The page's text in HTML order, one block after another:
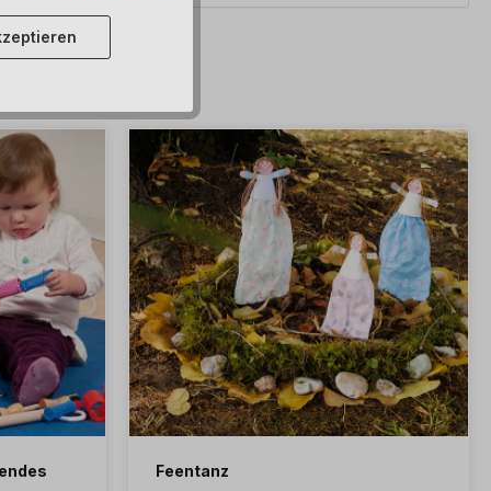
Feentanz